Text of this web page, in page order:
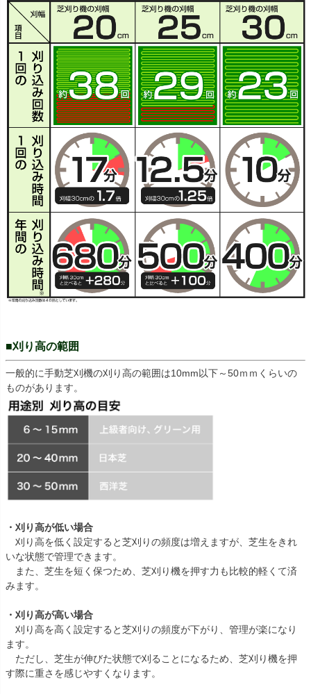
■刈り高の範囲
一般的に手動芝刈機の刈り高の範囲は10mm以下～50ｍｍくらいの
ものがあります。
・刈り高が低い場合
刈り高を低く設定すると芝刈りの頻度は増えますが、芝生をきれ
いな状態で管理できます。
また、芝生を短く保つため、芝刈り機を押す力も比較的軽くて済
みます。
・刈り高が高い場合
刈り高を高く設定すると芝刈りの頻度が下がり、管理が楽になり
ます。
ただし、芝生が伸びた状態で刈ることになるため、芝刈り機を押
す際に重さを感じやすくなります。